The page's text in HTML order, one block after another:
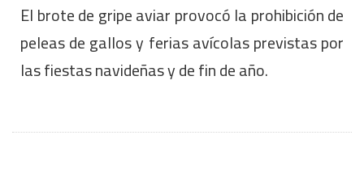
El brote de gripe aviar provocó la prohibición de
peleas de gallos y ferias avícolas previstas por
las fiestas navideñas y de fin de año.